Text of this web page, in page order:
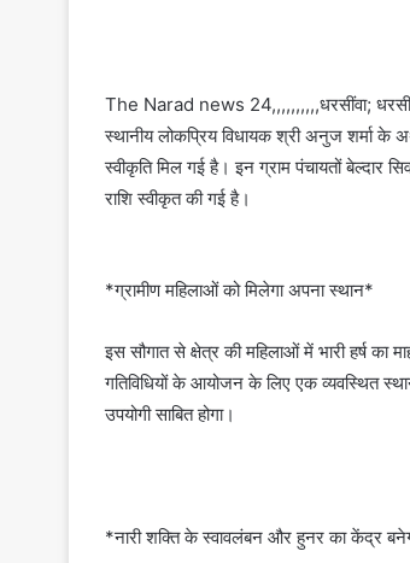
The Narad news 24,,,,,,,,,,धरसींवा;
स्थानीय लोकप्रिय विधायक श्री अनुज शर्मा के
स्वीकृति मिल गई है। इन ग्राम पंचायतों
राशि स्वीकृत की गई है।
*ग्रामीण महिलाओं को मिलेगा अपना स्थान*
इस सौगात से क्षेत्र की महिलाओं में भारी हर्ष
गतिविधियों के आयोजन के लिए एक व्यवस्थित
उपयोगी साबित होगा।
*नारी शक्ति के स्वावलंबन और हुनर का केंद्र